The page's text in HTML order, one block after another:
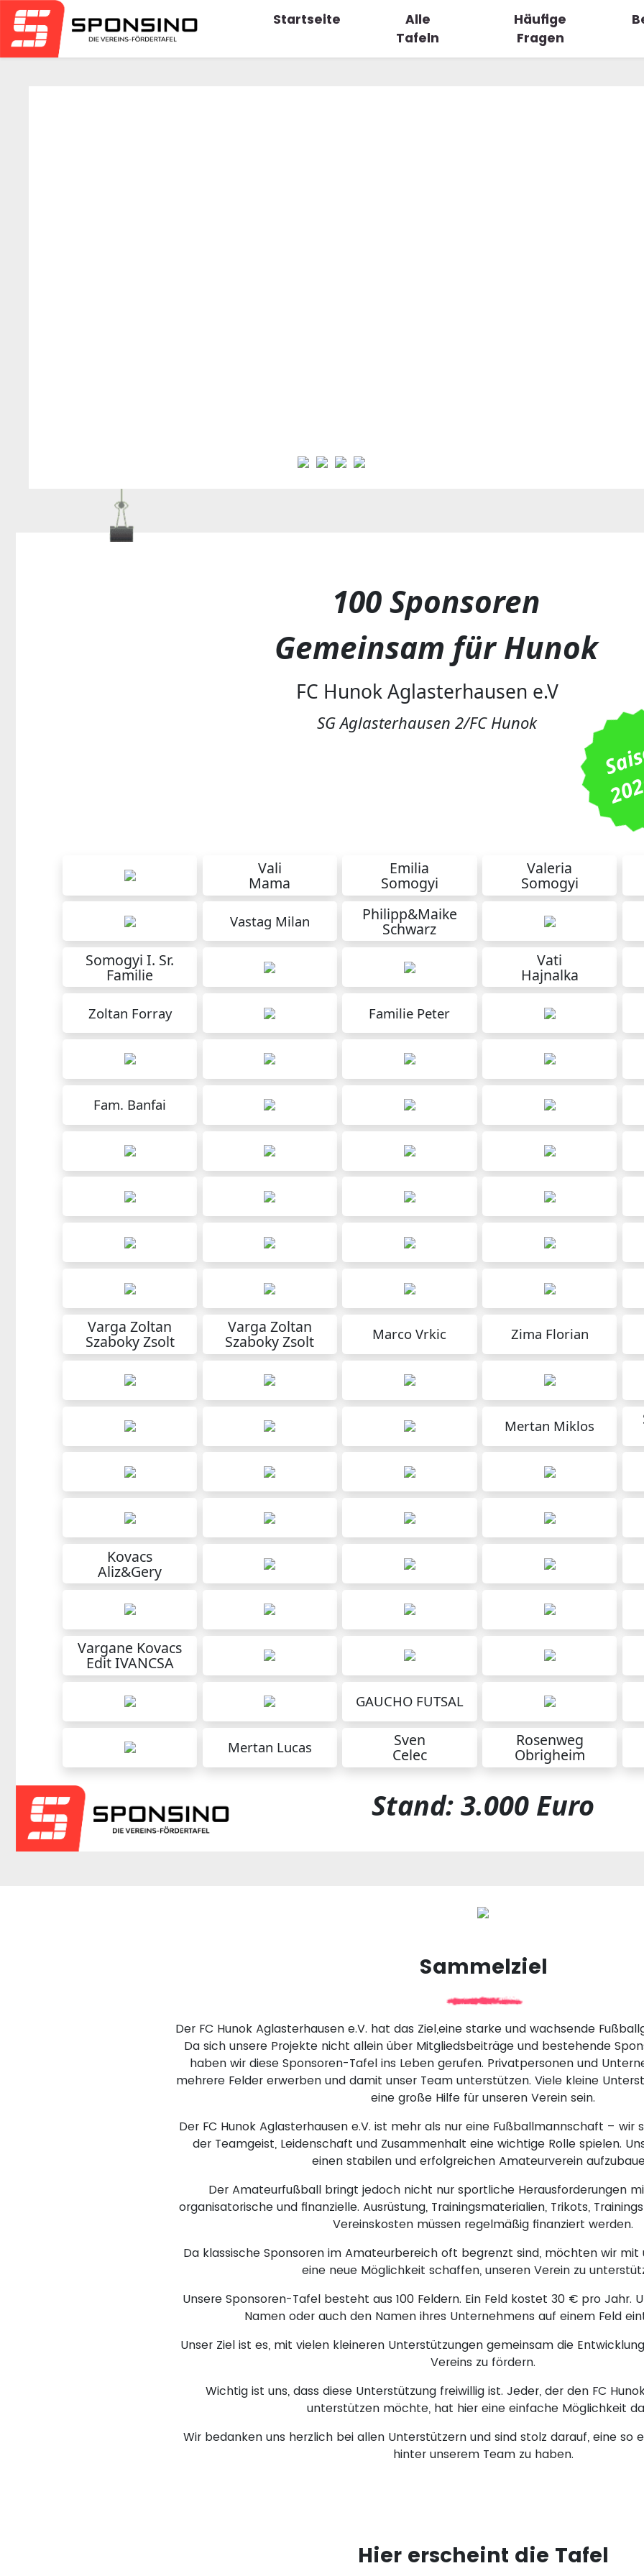
Startseite
Alle
Tafeln
Häufige
Fragen
100 Sponsoren
Gemeinsam für Hunok
FC Hunok Aglasterhausen e.V
SG Aglasterhausen 2/FC Hunok
Vali
Mama
Emilia
Somogyi
Valeria
Somogyi
Vastag Milan Philipp&Maike
Schwarz
Somogyi I. Sr.
Familie
Vati
Hajnalka
Zoltan Forray Familie Peter
Fam. Banfai
Varga Zoltan
Szaboky Zsolt
Varga Zoltan
Szaboky Zsolt Marco Vrkic Zima Florian
Mertan Miklos
Kovacs
Aliz&Gery
Vargane Kovacs
Edit IVANCSA
GAUCHO FUTSAL
Mertan Lucas Sven
Celec
Rosenweg
Obrigheim
Stand: 3.000 Euro
Sammelziel
Der FC Hunok Aglasterhausen e.V. hat das Ziel,eine starke und wachsende
Da sich unsere Projekte nicht allein über Mitgliedsbeiträge und bestehende
haben wir diese Sponsoren-Tafel ins Leben gerufen. Privatpersonen und
mehrere Felder erwerben und damit unser Team unterstützen. Viele kleine
eine große Hilfe für unseren Verein sein.
Der FC Hunok Aglasterhausen e.V. ist mehr als nur eine Fußballmannschaft – wir
der Teamgeist, Leidenschaft und Zusammenhalt eine wichtige Rolle spielen.
einen stabilen und erfolgreichen Amateurverein
Der Amateurfußball bringt jedoch nicht nur sportliche Herausforderungen
organisatorische und finanzielle. Ausrüstung, Trainingsmaterialien, Trikots,
Vereinskosten müssen regelmäßig finanziert werden.
Da klassische Sponsoren im Amateurbereich oft begrenzt sind, möchten wir mit
eine neue Möglichkeit schaffen, unseren Verein zu
Unsere Sponsoren-Tafel besteht aus 100 Feldern. Ein Feld kostet 30 € pro Jahr.
Namen oder auch den Namen ihres Unternehmens auf einem Feld
Unser Ziel ist es, mit vielen kleineren Unterstützungen gemeinsam die
Vereins zu fördern.
Wichtig ist uns, dass diese Unterstützung freiwillig ist. Jeder, der den FC
unterstützen möchte, hat hier eine einfache Möglichkeit
Wir bedanken uns herzlich bei allen Unterstützern und sind stolz darauf, eine so
hinter unserem Team zu haben.
Hier erscheint die Tafel